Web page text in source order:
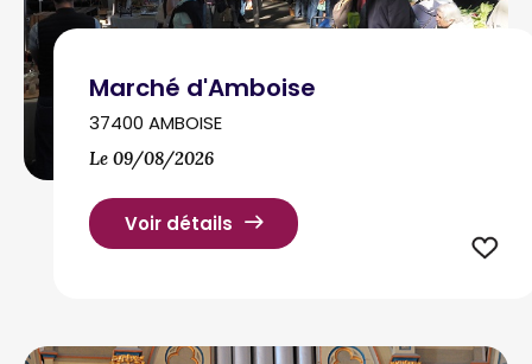
Marché d'Amboise
37400 AMBOISE
Le 09/08/2026
Voir détails